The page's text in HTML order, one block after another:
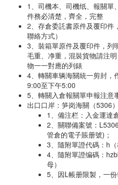
1、司機本、司機纸、報關單
件務必清楚，齊全，完整
2、存倉委託書原件及覆印件
聯絡方式）
3、裝箱單原件及覆印件，列
毛重、净重，混裝貨物請注
物一一對應的列錶
4、轉關車辆海關統一剪封，
9:00至下午5:00
5、轉關入倉報關單申報注意
出口口岸：笋岗海關（5306
1、備注栏：入金運達
2、關聯備案號：
管倉的電子賬册號)；
3、隨附單證代碼：h
4、隨附單證编碼：
母）
5、因L帳册限製，一